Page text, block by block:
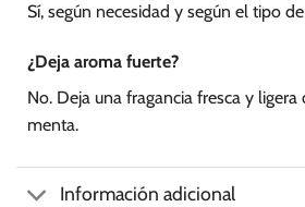
Sí, según necesidad y según el tipo
¿Deja aroma fuerte?
No. Deja una fragancia fresca y
menta.
Información adicional